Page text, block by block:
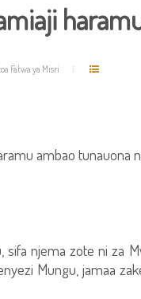
Fatwa ya Misri
ambao tunauona
sifa njema zote ni za
Mungu, jamaa